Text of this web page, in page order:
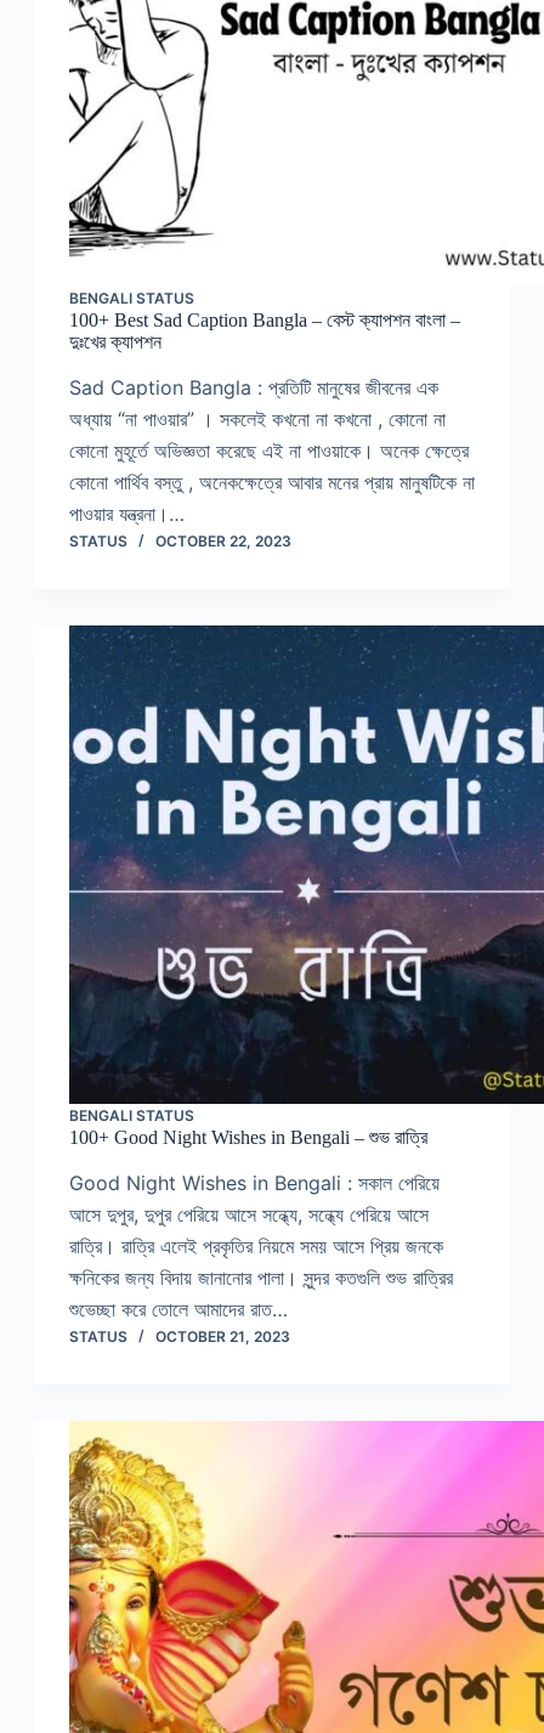
BENGALI STATUS
100+ Best Sad Caption Bangla – বেস্ট ক্যাপশন বাংলা –
দুঃখের ক্যাপশন
Sad Caption Bangla : প্রতিটি মানুষের জীবনের এক
অধ্যায় “না পাওয়ার” । সকলেই কখনো না কখনো , কোনো না
কোনো মুহূর্তে অভিজ্ঞতা করেছে এই না পাওয়াকে। অনেক ক্ষেত্রে
কোনো পার্থিব বস্তু , অনেকক্ষেত্রে আবার মনের প্রায় মানুষটিকে না
পাওয়ার যন্ত্রনা।…
STATUS OCTOBER 22, 2023
BENGALI STATUS
100+ Good Night Wishes in Bengali – শুভ রাত্রি
Good Night Wishes in Bengali : সকাল পেরিয়ে
আসে দুপুর, দুপুর পেরিয়ে আসে সন্ধ্যে, সন্ধ্যে পেরিয়ে আসে
রাত্রি। রাত্রি এলেই প্রকৃতির নিয়মে সময় আসে প্রিয় জনকে
ক্ষনিকের জন্য বিদায় জানানোর পালা। সুন্দর কতগুলি শুভ রাত্রির
শুভেচ্ছা করে তোলে আমাদের রাত…
STATUS OCTOBER 21, 2023